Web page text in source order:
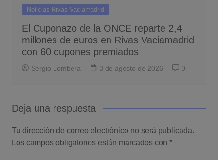
Noticias Rivas Vaciamadrid
El Cuponazo de la ONCE reparte 2,4
millones de euros en Rivas Vaciamadrid
con 60 cupones premiados
Sergio Lombera 3 de agosto de 2026 0
Deja una respuesta
Tu dirección de correo electrónico no será publicada.
Los campos obligatorios están marcados con *